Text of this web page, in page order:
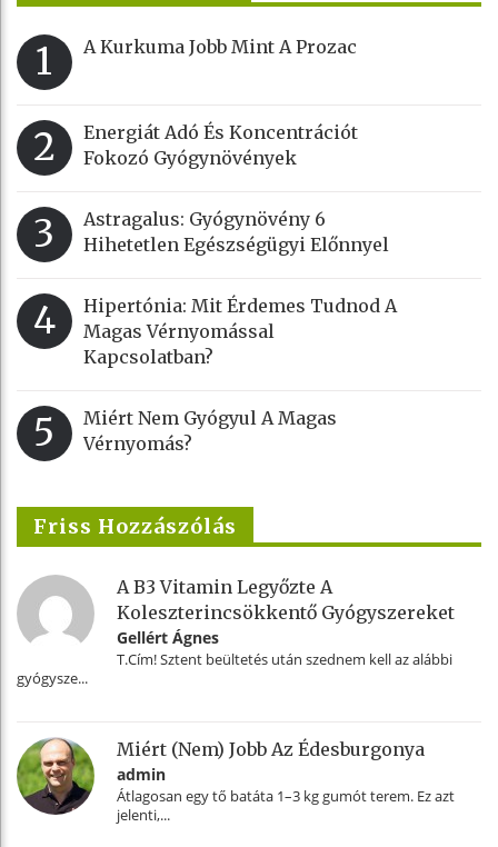
1 A Kurkuma Jobb Mint A Prozac
2
Energiát Adó És Koncentrációt
Fokozó Gyógynövények
3
Astragalus: Gyógynövény 6
Hihetetlen Egészségügyi Előnnyel
4
Hipertónia: Mit Érdemes Tudnod A
Magas Vérnyomással
Kapcsolatban?
5
Miért Nem Gyógyul A Magas
Vérnyomás?
Friss Hozzászólás
A B3 Vitamin Legyőzte A
Koleszterincsökkentő Gyógyszereket
Gellért Ágnes
T.Cím! Sztent beültetés után szednem kell az alábbi
gyógysze...
Miért (nem) Jobb Az Édesburgonya
admin
Átlagosan egy tő batáta 1–3 kg gumót terem. Ez azt
jelenti,...